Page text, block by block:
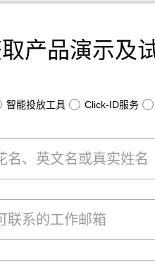
产品演示及
智能投放工具 Click-ID服务